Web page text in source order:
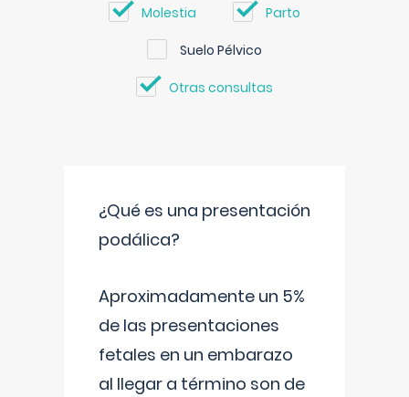
Molestia Parto
Suelo Pélvico
Otras consultas
¿Qué es una presentación
podálica?
Aproximadamente un 5%
de las presentaciones
fetales en un embarazo
al llegar a término son de